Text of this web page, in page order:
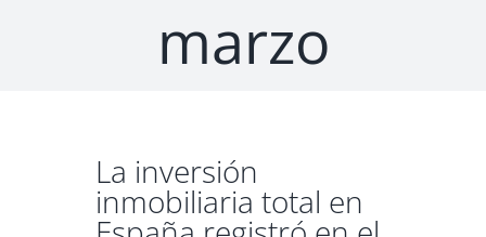
marzo
La inversión
inmobiliaria total en